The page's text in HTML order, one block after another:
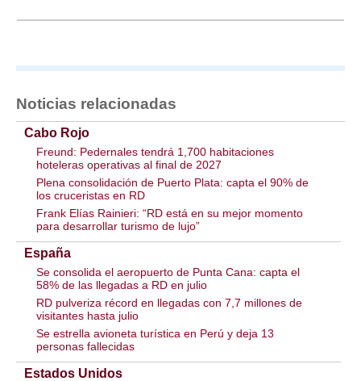
Noticias relacionadas
Cabo Rojo
Freund: Pedernales tendrá 1,700 habitaciones
hoteleras operativas al final de 2027
Plena consolidación de Puerto Plata: capta el 90% de
los cruceristas en RD
Frank Elías Rainieri: “RD está en su mejor momento
para desarrollar turismo de lujo”
España
Se consolida el aeropuerto de Punta Cana: capta el
58% de las llegadas a RD en julio
RD pulveriza récord en llegadas con 7,7 millones de
visitantes hasta julio
Se estrella avioneta turística en Perú y deja 13
personas fallecidas
Estados Unidos